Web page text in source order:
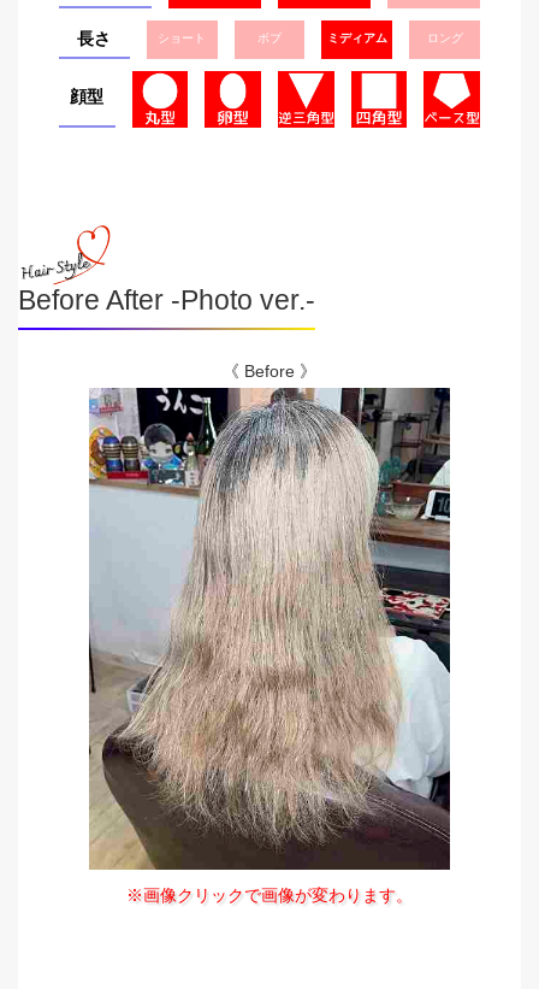
長さ ショート ボブ ミディアム ロング
顔型
Before After -Photo ver.-
《 Before 》
※画像クリックで画像が変わります。